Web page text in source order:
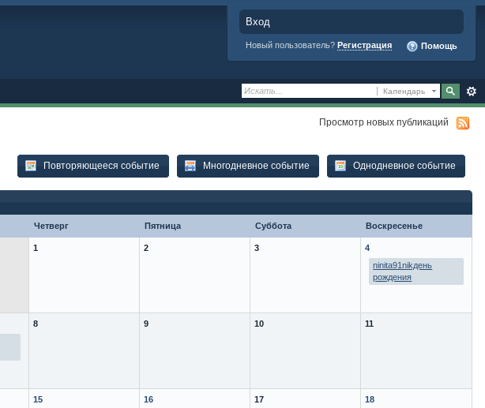
Вход
Новый пользователь? Регистрация Помощь
Календарь
Просмотр новых публикаций
Однодневное событие
Многодневное событие
Повторяющееся событие
Четверг Пятница Суббота Воскресенье
1 2 3
4
ninita91nikдень
рождения
8 9 10 11
15
16
17
18